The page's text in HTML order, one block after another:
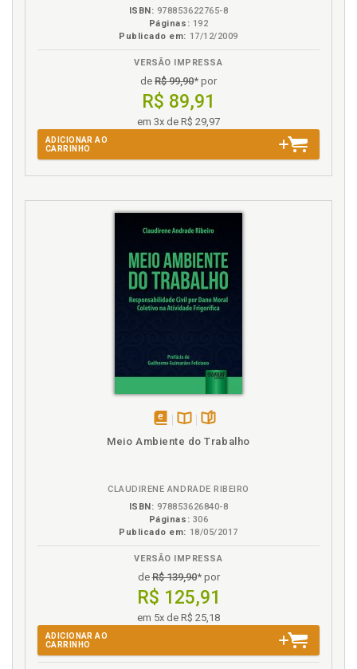
ISBN: 978853622765-8
Páginas: 192
Publicado em: 17/12/2009
VERSÃO IMPRESSA
de R$ 99,90* por
R$ 89,91
em 3x de R$ 29,97
ADICIONAR AO
CARRINHO
Meio Ambiente do Trabalho
CLAUDIRENE ANDRADE RIBEIRO
ISBN: 978853626840-8
Páginas: 306
Publicado em: 18/05/2017
VERSÃO IMPRESSA
deR$ 139,90* por
R$ 125,91
em 5x de R$ 25,18
ADICIONAR AO
CARRINHO